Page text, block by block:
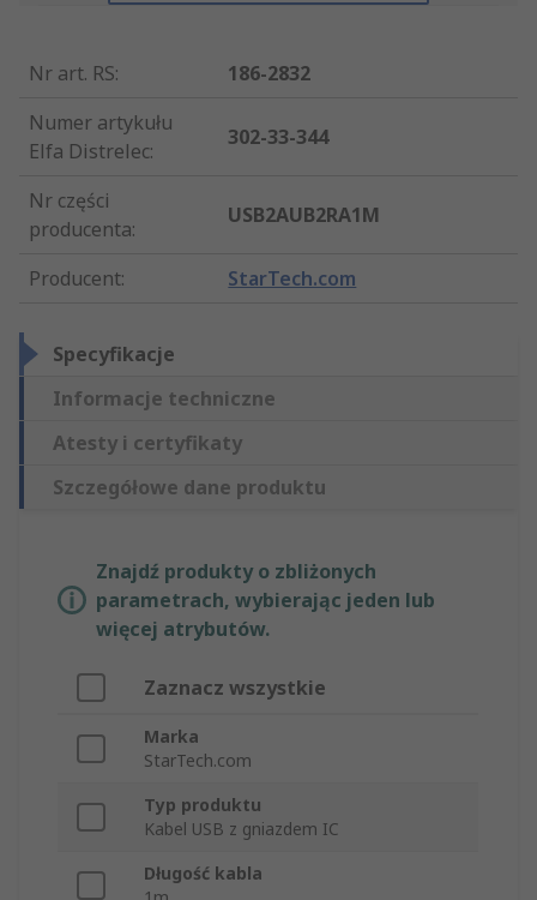
Nr art. RS:
186-2832
Numer artykułu
Elfa Distrelec:
302-33-344
Nr części
producenta:
USB2AUB2RA1M
Producent: StarTech.com
Specyfikacje
Informacje techniczne
Atesty i certyfikaty
Szczegółowe dane produktu
Znajdź produkty o zbliżonych
parametrach, wybierając jeden lub
więcej atrybutów.
Zaznacz wszystkie
Marka
StarTech.com
Typ produktu
Kabel USB z gniazdem IC
Długość kabla